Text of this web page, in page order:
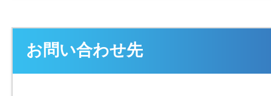
お問い合わせ先